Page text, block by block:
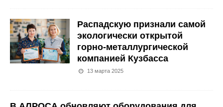
Распадскую признали самой
экологически открытой
горно-металлургической
компанией Кузбасса
13 марта 2025